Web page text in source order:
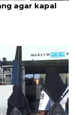
agar kapal